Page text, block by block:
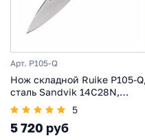
Арт. P105-Q
Нож складной Ruike P105-Q,
сталь Sandvik 14C28N,
рукоять G10, черно-синий
5
5 720 руб